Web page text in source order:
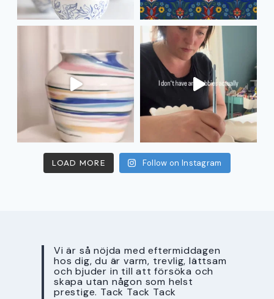
LOAD MORE Follow on Instagram
Vi är så nöjda med eftermiddagen
hos dig, du är varm, trevlig, lättsam
och bjuder in till att försöka och
skapa utan någon som helst
prestige. Tack Tack Tack